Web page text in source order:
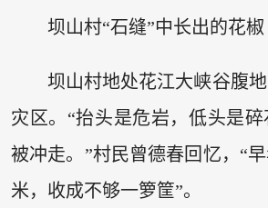
坝山村“石缝”中长出的花椒
坝山村地处花江大峡谷腹
灾区。“抬头是危岩，低头是
被冲走。”村民曾德春回忆，“
米，收成不够一箩筐”。